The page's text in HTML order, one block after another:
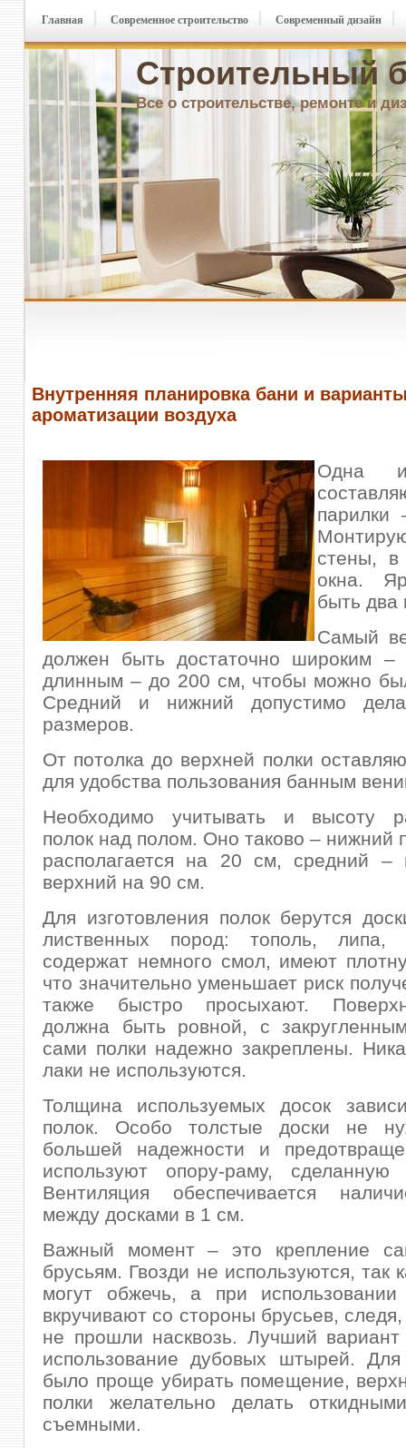
Строительный
Все о строительстве, ремонте и
Главная Современное строительство Современный дизайн
Внутренняя планировка бани и
ароматизации воздуха
Одна
парилки
стены, в
окна.
быть два
Самый
должен быть достаточно широким
длинным – до 200 см, чтобы можно
Средний и нижний допустимо
размеров.
От потолка до верхней полки
для удобства пользования банным
Необходимо учитывать и высоту
полок над полом. Оно таково – нижний
располагается на 20 см, средний
верхний на 90 см.
Для изготовления полок берутся
лиственных пород: тополь,
содержат немного смол, имеют
что значительно уменьшает риск
также быстро просыхают.
должна быть ровной, с
сами полки надежно закреплены.
лаки не используются.
Толщина используемых досок
полок. Особо толстые доски не
большей надежности и
используют опору-раму, сделанную
Вентиляция обеспечивается
между досками в 1 см.
Важный момент – это крепление
брусьям. Гвозди не используются, так
могут обжечь, а при
вкручивают со стороны брусьев,
не прошли насквозь. Лучший вариант
использование дубовых штырей.
было проще убирать помещение,
полки желательно делать
съемными.